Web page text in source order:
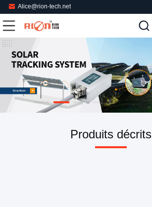
Alice@rion-tech.net
Produits décrits